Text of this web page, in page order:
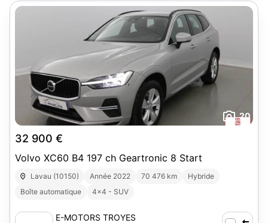
20
32 900 €
Volvo XC60 B4 197 ch Geartronic 8 Start
Lavau (10150) Année 2022 70 476 km
Hybride
Boîte automatique
4x4 - SUV
E-MOTORS TROYES